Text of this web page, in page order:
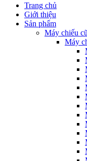
Trang chủ
Giới thiệu
Sản phẩm
Máy chiếu cũ
Máy